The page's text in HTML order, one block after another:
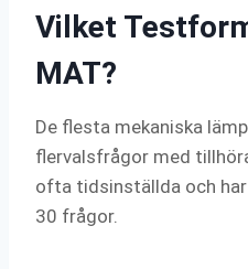
Vilket
MAT?
De flesta mekaniska
flervalsfrågor med
ofta tidsinställda och
30 frågor.